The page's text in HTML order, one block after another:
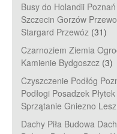
Busy do Holandii
Szczecin Gorzów
Stargard Przewóz (31)
Czarnoziem Ziemia
Kamienie Bydgoszcz (3)
Czyszczenie Podłóg
Podłogi Posadzek
Sprzątanie Gniezno
Dachy Piła Budowa